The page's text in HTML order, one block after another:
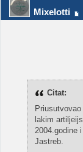
Mixelotti
Citat:
lakim
2004.godine
Jastreb.